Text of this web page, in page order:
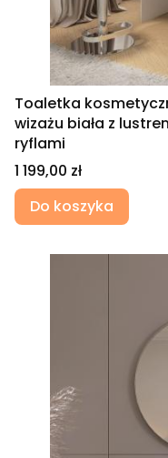
Toaletka
wizażu biała z
ryflami
Cena
1 199,00 zł
Do koszyka